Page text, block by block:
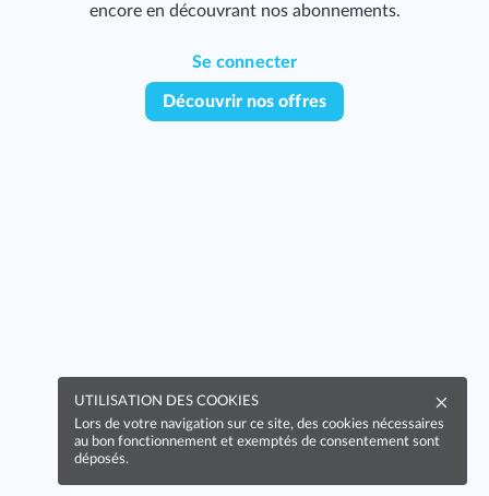
encore en découvrant nos abonnements.
Se connecter
Découvrir nos offres
UTILISATION DES COOKIES
Lors de votre navigation sur ce site, des cookies nécessaires
au bon fonctionnement et exemptés de consentement sont
déposés.